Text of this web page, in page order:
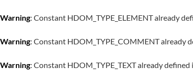
Warning: Constant HDOM_TYPE_ELEMENT already
Warning: Constant HDOM_TYPE_COMMENT already
Warning: Constant HDOM_TYPE_TEXT already defined